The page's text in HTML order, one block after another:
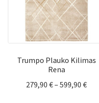
Trumpo Plauko Kilimas
Rena
279,90 €– 599,90 €Price